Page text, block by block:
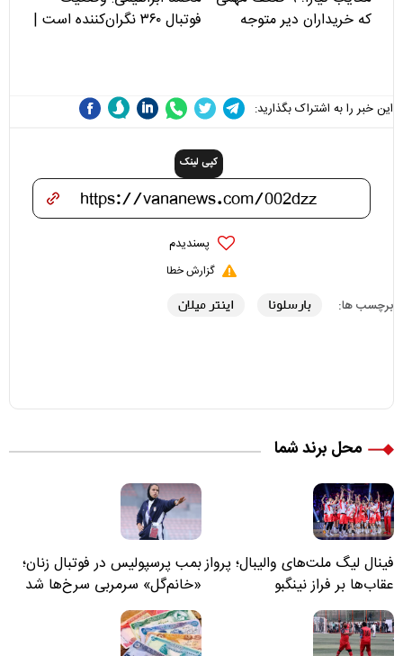
که خریداران دیر متوجه
فوتبال ۳۶۰ نگران‌کننده است |
این خبر را به اشتراک بگذارید:
کپی لینک
پسندیدم
گزارش خطا
برچسب ها: بارسلونا اینتر میلان
محل برند شما
فینال لیگ ملت‌های والیبال؛ پرواز
عقاب‌ها بر فراز نینگبو
بمب پرسپولیس در فوتبال زنان؛
«خانم‌گل» سرمربی سرخ‌ها شد